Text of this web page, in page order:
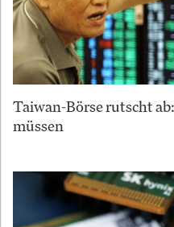
Taiwan-Börse rutscht
müssen